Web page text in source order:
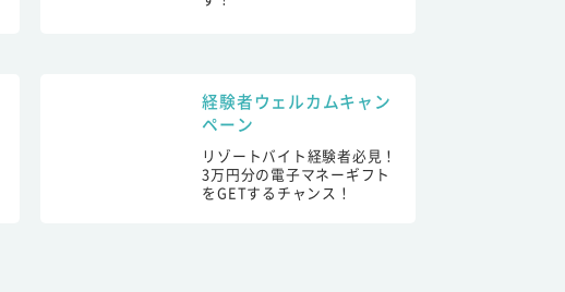
経験者ウェルカムキャン
ペーン
リゾートバイト経験者必見！
3万円分の電子マネーギフト
をGETするチャンス！